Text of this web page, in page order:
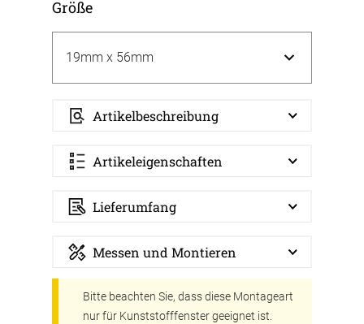
Größe
Artikelbeschreibung
Artikeleigenschaften
Lieferumfang
Messen und Montieren
Bitte beachten Sie, dass diese Montageart
nur für Kunststofffenster geeignet ist.